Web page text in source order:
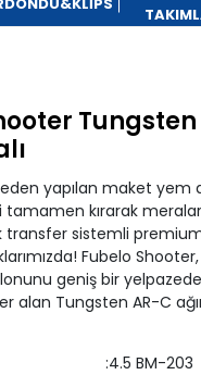
yapılan maket yem
kırarak
transfer sistemli
Fubelo
geniş bir
alan Tungsten AR-C
:4.5 BM-203